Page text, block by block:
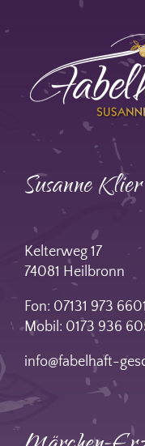
Susanne Klier
Kelterweg 17
74081 Heilbronn
Fon: 07131 973 6601
Mobil: 0173 936
info@fabelhaft-